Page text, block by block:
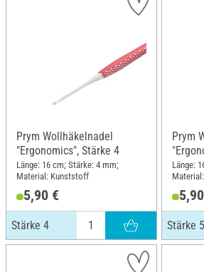
Prym Wollhäkelnadel
"Ergonomics", Stärke 4
Länge: 16 cm; Stärke: 4 mm;
Material: Kunststoff
5,90 €
Stärke 4
Prym
Länge:
Stärke 5